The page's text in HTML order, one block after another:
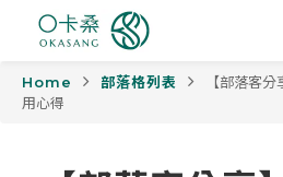
Home 部落格列表
【部落客
用心得